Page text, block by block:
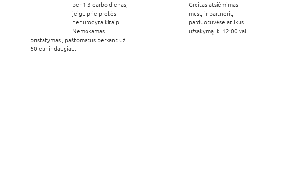
per 1-3 darbo dienas,
jeigu prie prekės
nenurodyta kitaip.
Nemokamas
pristatymas į paštomatus perkant už
60 eur ir daugiau.
Greitas atsiėmimas
mūsų ir partnerių
parduotuvėse atlikus
užsakymą iki 12:00 val.